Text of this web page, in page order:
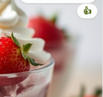
👍